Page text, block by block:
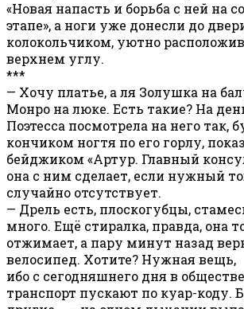
«Новая напасть и борьба с ней на
этапе», а ноги уже донесли до
колокольчиком, уютно
верхнем углу.
***
— Хочу платье, а ля Золушка на
Монро на люке. Есть такие? На
Поэтесса посмотрела на него так,
кончиком ногтя по его горлу,
бейджиком «Артур. Главный
она с ним сделает, если нужный
случайно отсутствует.
— Дрель есть, плоскогубцы,
много. Ещё стиралка, правда, она
отжимает, а пару минут назад
велосипед. Хотите? Нужная вещь,
ибо с сегодняшнего дня в
транспорт пускают по куар-коду.